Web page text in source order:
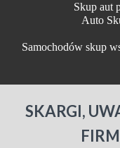
Skup aut
Auto
Samochodów skup
SKARGI,